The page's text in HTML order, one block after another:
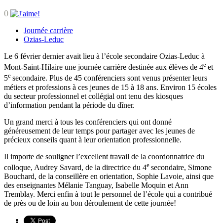
0
Journée carrière
Ozias-Leduc
Le 6 février dernier avait lieu à l’école secondaire Ozias-Leduc à
Mont-Saint-Hilaire une journée carrière destinée aux élèves de 4e et
5e secondaire. Plus de 45 conférenciers sont venus présenter leurs
métiers et professions à ces jeunes de 15 à 18 ans. Environ 15 écoles
du secteur professionnel et collégial ont tenu des kiosques
d’information pendant la période du dîner.
Un grand merci à tous les conférenciers qui ont donné
généreusement de leur temps pour partager avec les jeunes de
précieux conseils quant à leur orientation professionnelle.
Il importe de souligner l’excellent travail de la coordonnatrice du
colloque, Audrey Savard, de la directrice du 4e secondaire, Simone
Bouchard, de la conseillère en orientation, Sophie Lavoie, ainsi que
des enseignantes Mélanie Tanguay, Isabelle Moquin et Ann
Tremblay. Merci enfin à tout le personnel de l’école qui a contribué
de près ou de loin au bon déroulement de cette journée!